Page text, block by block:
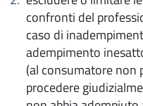
confronti del
caso di
adempimento
(al consumatore non
procedere